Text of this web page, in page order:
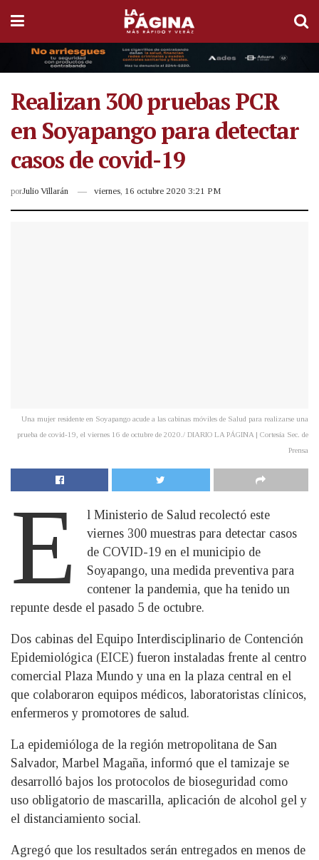
Realizan 300 pruebas PCR
en Soyapango para detectar
casos de covid-19
porJulio Villarán viernes, 16 octubre 2020 3:21 PM
Una mujer residente en Soyapango acude a las cabinas móviles de Salud para realizarse una
prueba de covid-19, el viernes 16 de octubre de 2020./ DIARIO LA PÁGINA | Cortesía Sec. de
Prensa
E
l Ministerio de Salud recolectó este
viernes 300 muestras para detectar casos
de COVID-19 en el municipio de
Soyapango, una medida preventiva para
contener la pandemia, que ha tenido un
repunte desde el pasado 5 de octubre.
Dos cabinas del Equipo Interdisciplinario de Contención
Epidemiológica (EICE) fueron instaladas frente al centro
comercial Plaza Mundo y una en la plaza central en el
que colaboraron equipos médicos, laboratoristas clínicos,
enfermeros y promotores de salud.
La epidemióloga de la región metropolitana de San
Salvador, Marbel Magaña, informó que el tamizaje se
desarrolló bajos los protocolos de bioseguridad como
uso obligatorio de mascarilla, aplicación de alcohol gel y
el distanciamiento social.
Agregó que los resultados serán entregados en menos de